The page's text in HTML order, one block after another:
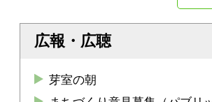
広報・広聴
芽室の朝